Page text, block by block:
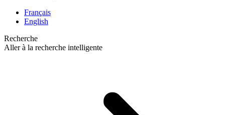
Français
English
Recherche
Aller à la recherche intelligente